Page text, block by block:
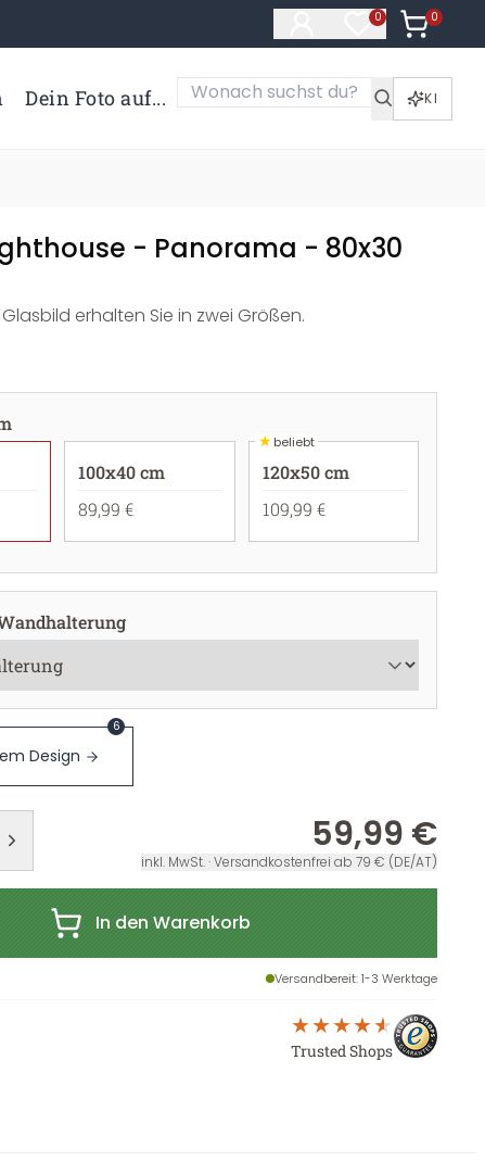
0
Artikel im
0
Artikel
Dein Foto auf... KI
- Panorama - 80x30
erhalten Sie in zwei Größen.
100x40 cm
89,99 €
★beliebt
120x50 cm
109,99 €
Design
6
59,99 €
inkl. MwSt. · Versandkostenfrei ab 79 € (DE/AT)
In den Warenkorb
Versandbereit: 1-3 Werktage
Trusted Shops